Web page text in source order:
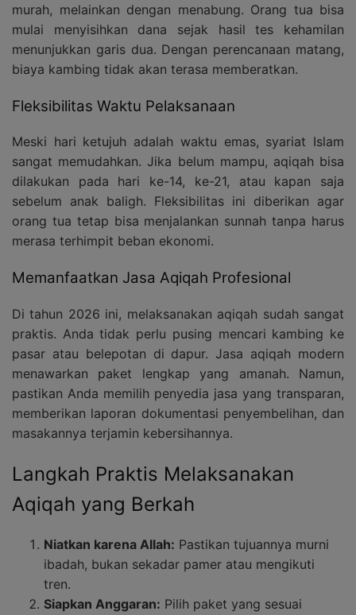
murah, melainkan dengan menabung. Orang tua bisa
mulai menyisihkan dana sejak hasil tes kehamilan
menunjukkan garis dua. Dengan perencanaan matang,
biaya kambing tidak akan terasa memberatkan.
Fleksibilitas Waktu Pelaksanaan
Meski hari ketujuh adalah waktu emas, syariat Islam
sangat memudahkan. Jika belum mampu, aqiqah bisa
dilakukan pada hari ke-14, ke-21, atau kapan saja
sebelum anak baligh. Fleksibilitas ini diberikan agar
orang tua tetap bisa menjalankan sunnah tanpa harus
merasa terhimpit beban ekonomi.
Memanfaatkan Jasa Aqiqah Profesional
Di tahun 2026 ini, melaksanakan aqiqah sudah sangat
praktis. Anda tidak perlu pusing mencari kambing ke
pasar atau belepotan di dapur. Jasa aqiqah modern
menawarkan paket lengkap yang amanah. Namun,
pastikan Anda memilih penyedia jasa yang transparan,
memberikan laporan dokumentasi penyembelihan, dan
masakannya terjamin kebersihannya.
Langkah Praktis Melaksanakan
Aqiqah yang Berkah
Niatkan karena Allah: Pastikan tujuannya murni
ibadah, bukan sekadar pamer atau mengikuti
tren.
Siapkan Anggaran: Pilih paket yang sesuai